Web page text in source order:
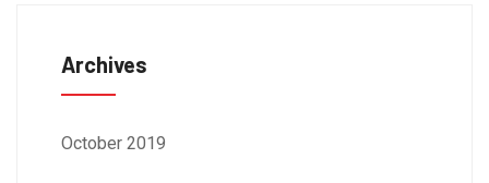
Archives
October 2019